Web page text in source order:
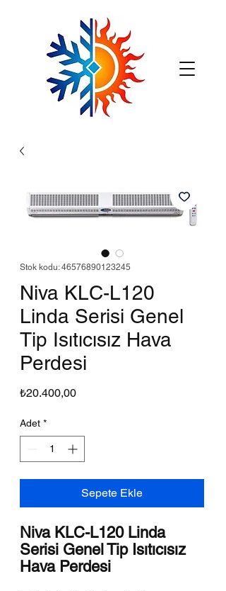
Stok kodu: 46576890123245
Niva KLC-L120
Linda Serisi Genel
Tip Isıtıcısız Hava
Perdesi
₺20.400,00Fiyat
Adet *
Sepete Ekle
Niva KLC-L120 Linda
Serisi Genel Tip Isıtıcısız
Hava Perdesi